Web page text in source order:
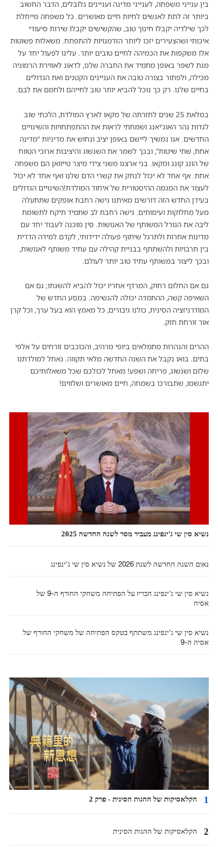
בין ענייני משפחה, לענייני מדינה ועניינים גלובלים, הדבר החשוב
ביותר זה לתת לאנשים לחיות חיים מאושרים. כל משפחה מייחלת
לכך שילדיה יקבלו חינוך טוב, שהקשישים יקבלו שירות סיעודי
איכותי ושהצעירים יזכו ליותר הזדמנויות להתפתח. משאלות פשוטות
אלו משקפות את הכמיהה לחיים טובים יותר. עלינו לפעול יחד על
מנת לשפר באופן מתמיד את החברה שלנו, לדאוג לאווירת הרמוניה
מכילה, ולפתור בצורה טובה את העניינים הקטנים ואת הגדולים
בחיים שלנו. רק כך נוכל להביא יותר טוב לחייהם ולחמם את לבם.
במלאת 25 שנים לחזרתה של מקאו לארץ המולדת, הלכתי שוב
לגדות נהר האוג'יאנג ושמחתי לראות את ההתפתחויות והשינויים
החדשים. אנו נמשיך ליישם באופן יציב ונחוש את מדיניות “מדינה
אחת, שתי שיטות”, ובכך לשמר את השגשוג והיציבות ארוכי הטווח
של הונג קונג ומקאו. בני ארצנו משני צידי מיצר טייוואן הם משפחה
אחת. אף אחד לא יכול לנתק את קשרי הדם שלנו ואף אחד לא יכול
לעצור את המגמה ההיסטורית של איחוד המולדת!השינויים הגדולים
בעידן החדש הזה דורשים מאיתנו גישה רחבת אופקים שתתעלה
מעל מחלוקות ועימותים. גישה רחבת לב שתמיד תיקח לתשומת
ליבה את הגורל המשותף של האנושות. סין מוכנה לעבוד יחד עם
מדינות אחרות ולתרגל שיתוף פעולה ידידותי, לקדם למידה הדדית
בין תרבויות ולהשתתף בבניית קהילה עם עתיד משותף לאנושות,
ובכך ליצור במשותף עתיד טוב יותר לעולם.
גם אם החלום רחוק, המרדף אחריו יכול להביא להשגתו; גם אם
השאיפה קשה, ההתמדה יכולה להגשימה. במסע החדש של
המודרניזציה הסינית, כולנו גיבורים, כל מאמץ הוא בעל ערך, וכל קרן
אור זורחת חזק.
ההרים והנהרות מתמלאים ביופי מרהיב, והכוכבים זורחים על אלפי
בתים. בואו נקבל את השנה החדשה מלאי תקווה. נאחל למולדתנו
שלום ושגשוג, פריחה ושפע! מאחל לכולכם שכל משאלותיכם
יתגשמו, שתבורכו בשמחה, חיים מאושרים ושלווים!
נשיא סין שי ג'ינפינג מעביר מסר לשנה החדשה 2025
נאום השנה החדשה לשנת 2026 של נשיא סין שי ג'ינפינג
נשיא סין שי ג'ינפינג הכריז על הפתיחה משחקי החורף ה-9 של
אסיה
נשיא סין שי ג'ינפינג משתתף בטקס הפתיחה של משחקי החורף של
אסיה ה-9
1 הקלאסיקות של ההגות הסינית - פרק 2
2 הקלאסיקות של ההגות הסינית